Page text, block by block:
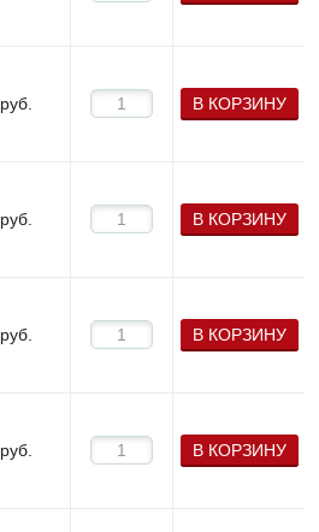
руб. В КОРЗИНУ
руб. В КОРЗИНУ
руб. В КОРЗИНУ
руб. В КОРЗИНУ